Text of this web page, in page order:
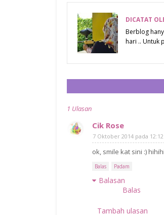
DICATAT
Berblog
hari .. Untuk
1 Ulasan
Cik Rose
7 Oktober 2014 pada 12:12
ok, smile kat sini :) hihihi
Balas Padam
Balasan
Balas
Tambah ulasan